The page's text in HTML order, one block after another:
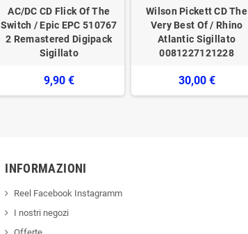
AC/DC CD Flick Of The
Switch / Epic EPC 510767
2 Remastered Digipack
Sigillato
9,90 €
Wilson Pickett CD The
Very Best Of / Rhino
Atlantic ‎Sigillato
0081227121228
30,00 €
INFORMAZIONI
Reel Facebook Instagramm
I nostri negozi